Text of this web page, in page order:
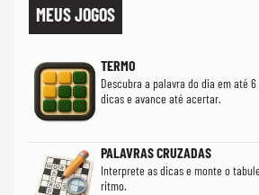
MEUS JOGOS
TERMO
Descubra a palavra do dia em até
dicas e avance até acertar.
PALAVRAS CRUZADAS
Interprete as dicas e monte o
ritmo.